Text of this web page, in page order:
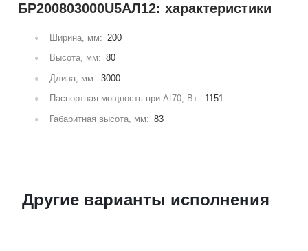
БР200803000U5АЛ12: характеристики
Ширина, мм: 200
Высота, мм: 80
Длина, мм: 3000
Паспортная мощность при Δt70, Вт: 1151
Габаритная высота, мм: 83
Другие варианты исполнения